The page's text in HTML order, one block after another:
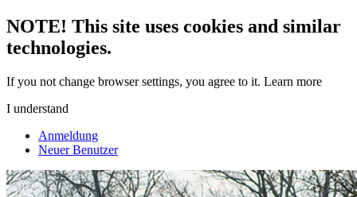
NOTE! This site uses cookies and similar
technologies.
If you not change browser settings, you agree to it. Learn more
I understand
Anmeldung
Neuer Benutzer